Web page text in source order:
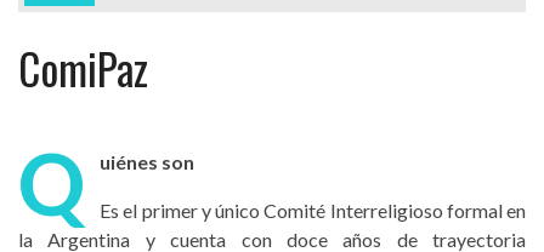
ComiPaz
Q uiénes son
Es el primer y único Comité Interreligioso formal en
la Argentina y cuenta con doce años de trayectoria